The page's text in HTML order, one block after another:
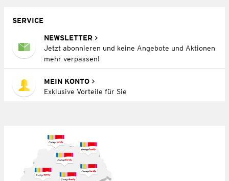
SERVICE
NEWSLETTER
Jetzt abonnieren und keine Angebote und Aktionen
mehr verpassen!
MEIN KONTO
Exklusive Vorteile für Sie